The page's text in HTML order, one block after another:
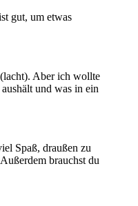
gut, um etwas
Aber ich wollte
und was in ein
Spaß, draußen zu
brauchst du